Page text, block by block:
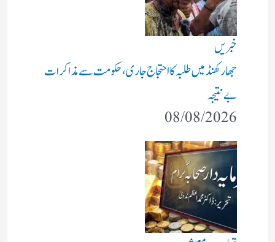
خبریں
جھارکھنڈ میں طلبہ کا احتجاج جاری، حکومت سے مذاکرات
بے نتیجہ
08/08/2026